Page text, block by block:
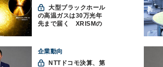
大型ブラックホール
の高温ガスは30万光年
先まで届く XRISMの
企業動向